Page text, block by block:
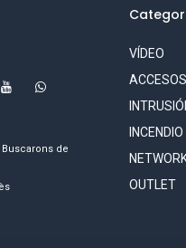
Buscarons de
VÍDEO
ACCESOS
INCENDIO
OUTLET